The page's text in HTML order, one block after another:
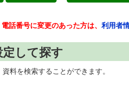
話番号に変更のあった方は、 利用者
して探す
料を検索することができます。